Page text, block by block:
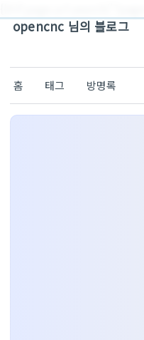
opencnc 님의 블로그
홈 태그 방명록